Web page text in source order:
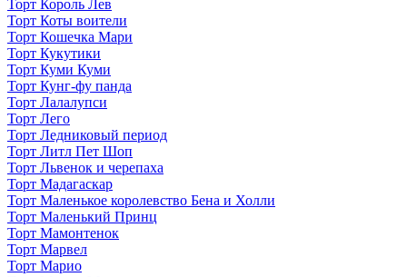
Торт Король Лев
Торт Коты воители
Торт Кошечка Мари
Торт Кукутики
Торт Куми Куми
Торт Кунг-фу панда
Торт Лалалупси
Торт Лего
Торт Ледниковый период
Торт Литл Пет Шоп
Торт Львенок и черепаха
Торт Мадагаскар
Торт Маленькое королевство Бена и Холли
Торт Маленький Принц
Торт Мамонтенок
Торт Марвел
Торт Марио